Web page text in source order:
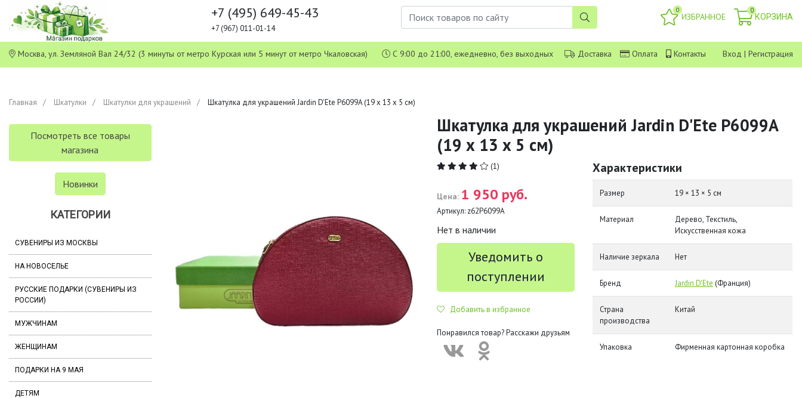
+7 (495) 649-45-43
+7 (967) 011-01-14
0
ИЗБРАННОЕ
0
КОРЗИНА
Москва, ул. Земляной Вал 24/32 (3 минуты от метро Курская или 5 минут от метро Чкаловская) С 9:00 до 21:00, ежедневно, без выходных Доставка Оплата Контакты Вход | Регистрация
Главная Шкатулки Шкатулки для украшений Шкатулка для украшений Jardin D'Ete P6099A (19 х 13 х 5 см)
Посмотреть все товары
магазина
Новинки
КАТЕГОРИИ
СУВЕНИРЫ ИЗ МОСКВЫ
НА НОВОСЕЛЬЕ
РУССКИЕ ПОДАРКИ (СУВЕНИРЫ ИЗ
РОССИИ)
МУЖЧИНАМ
ЖЕНЩИНАМ
ПОДАРКИ НА 9 МАЯ
ДЕТЯМ
Шкатулка для украшений Jardin D'Ete P6099A
(19 х 13 х 5 см)
(1)
Цена: 1 950 руб.
Артикул: z62P6099A
Нет в наличии
Уведомить о
поступлении
Добавить в избранное
Понравился товар? Расскажи друзьям
Характеристики
Размер 19 × 13 × 5 см
Материал
Дерево, Текстиль,
Искусственная кожа
Наличие зеркала Нет
Бренд Jardin D'Ete (Франция)
Страна
производства
Китай
Упаковка Фирменная картонная коробка